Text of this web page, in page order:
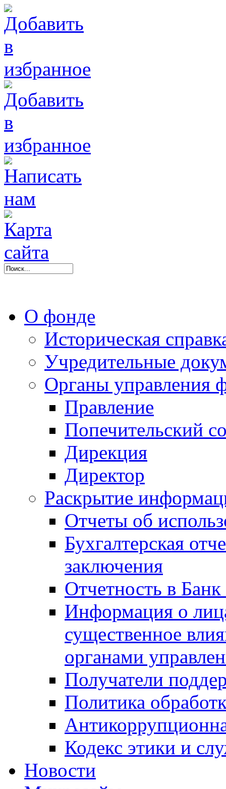
О фонде
Историческая
Учредительные
Органы управления
Правление
Попечительский
Дирекция
Директор
Раскрытие
Отчеты об
Бухгалтерская
заключения
Отчетность в
Информация о
существенное
органами
Получатели
Политика
Кодекс этики и
Новости